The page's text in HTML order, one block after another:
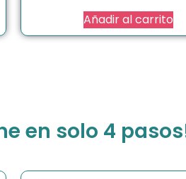
Añadir al carrito
en solo 4